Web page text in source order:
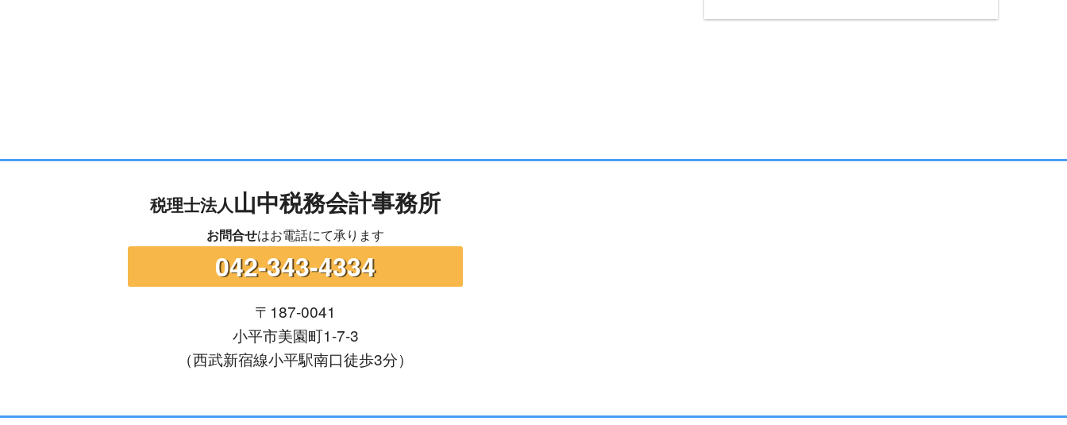
税理士法人山中税務会計事務所
お問合せはお電話にて承ります
042-343-4334
〒187-0041
小平市美園町1-7-3
（西武新宿線小平駅南口徒歩3分）